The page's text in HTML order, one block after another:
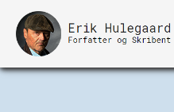
indholdet